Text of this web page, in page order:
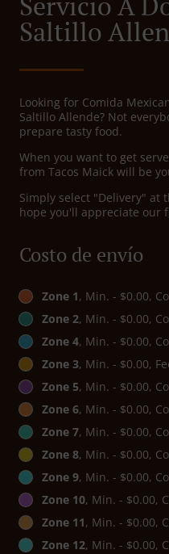
Saltillo
Looking for Comida
Saltillo Allende? Not
prepare tasty food.
When you want to get
from Tacos Maick will be
Simply select "Delivery" at
hope you'll appreciate our
Costo de envío
Zone 1, Min. - $0.00,
Zone 2, Min. - $0.00,
Zone 4, Min. - $0.00,
Zone 3, Min. - $0.00,
Zone 5, Min. - $0.00,
Zone 6, Min. - $0.00,
Zone 7, Min. - $0.00,
Zone 8, Min. - $0.00,
Zone 9, Min. - $0.00,
Zone 10, Min. - $0.00,
Zone 11, Min. - $0.00,
Zone 12, Min. - $0.00,